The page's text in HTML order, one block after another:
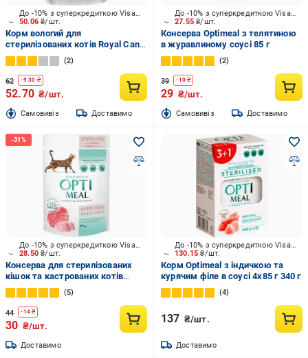
50.06₴/шт.
До -10% з суперкредиткою Visa Вигода
Корм вологий для
стерилізованих котів Royal Canin
Sterilised у соусі злаки 85 г
2
62 -9.30 ₴
52.70 ₴/шт.
Cамовивіз Доставимо
27.55₴/шт.
До -10% з суперкредиткою Visa Вигода
Консерва Optimeal з телятиною
в журавлиному соусі 85 г
2
39 -10₴
29 ₴/шт.
Cамовивіз Доставимо
28.50₴/шт.
До -10% з суперкредиткою Visa Вигода
Консерва для стерилізованих
кішок та кастрованих котів
Optimeal з яловичиною та
індичим філе у желе 85 г
5
44 -14 ₴
30 ₴/шт.
Доставимо
130.15₴/шт.
До -10% з суперкредиткою Visa Вигода
Корм Optimeal з індичкою та
курячим філе в соусі 4х85 г 340 г
4
137 ₴/шт.
Доставимо